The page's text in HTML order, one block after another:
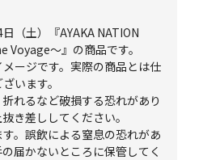
（土）『AYAKA NATION
Voyage～』の商品です。
ージです。実際の商品とは仕
います。
れるなど破損する恐れがあり
き差ししてください。
。誤飲による窒息の恐れがあ
届かないところに保管してく